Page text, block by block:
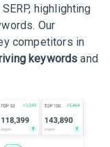
highlighting
Our
competitors in
keywords and